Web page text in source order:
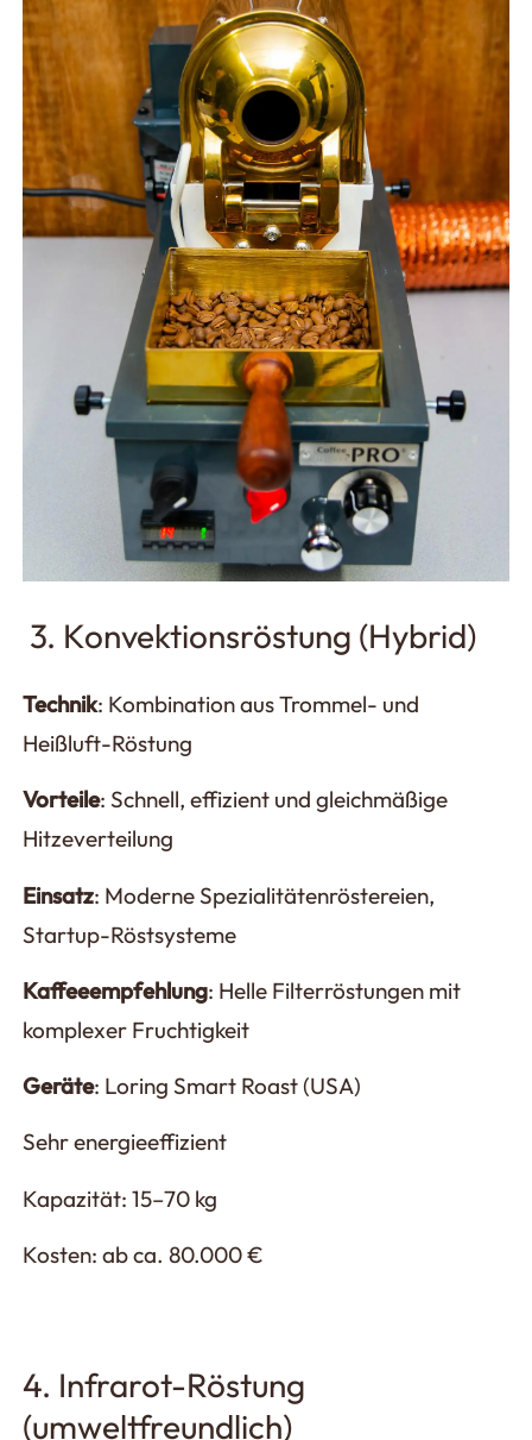
3. Konvektionsröstung (Hybrid)
Technik: Kombination aus Trommel- und
Heißluft-Röstung
Vorteile: Schnell, effizient und gleichmäßige
Hitzeverteilung
Einsatz: Moderne Spezialitätenröstereien,
Startup-Röstsysteme
Kaffeeempfehlung: Helle Filterröstungen mit
komplexer Fruchtigkeit
Geräte: Loring Smart Roast (USA)
Sehr energieeffizient
Kapazität: 15–70 kg
Kosten: ab ca. 80.000 €
4. Infrarot-Röstung
(umweltfreundlich)